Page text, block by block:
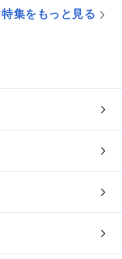
集をもっと見る